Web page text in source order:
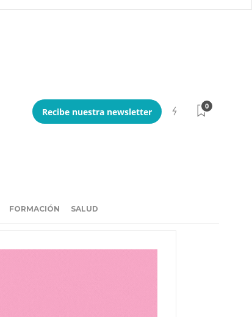
Recibe nuestra newsletter
0
FORMACIÓN SALUD